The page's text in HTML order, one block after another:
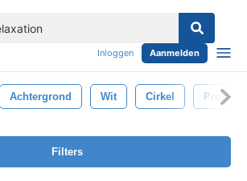
Inloggen Aanmelden
Achtergrond Wit Cirkel Pret
Filters